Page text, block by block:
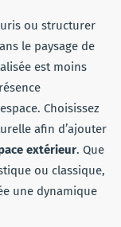
ou structurer
le paysage de
est moins
Choisissez
afin d’ajouter
extérieur. Que
ou classique,
une dynamique